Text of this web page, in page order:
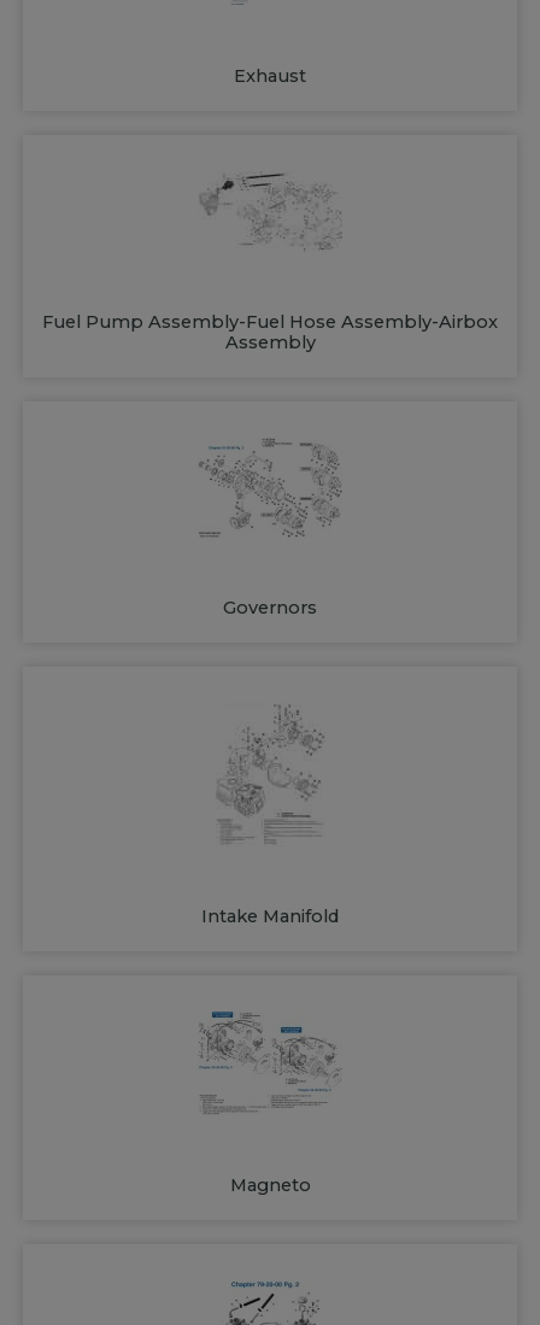
Exhaust
Fuel Pump Assembly-Fuel Hose Assembly-Airbox
Assembly
Governors
Intake Manifold
Magneto